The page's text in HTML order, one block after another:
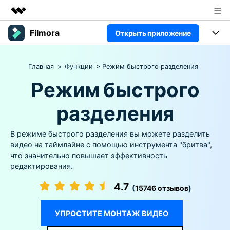
Рекомендуемые продукты
Управление данными
Решения
Покупка
Поддержка
Filmora Открыть приложение
Платформы
Тексты
Пользователи
Видео-решения
Ресурсы
Видео промпты
100+ ИИ-промптов для
создания видео
Продвинутое обучение
видеомонтажу от
профессиональных
режиссеров и ютуберов
Справочный центр
Наша миссия, история и
клиенты
Мы всегда готовы помочь
Главная > Функции > Режим быстрого разделения
Режим быстрого
разделения
В режиме быстрого разделения вы можете разделить
видео на таймлайне с помощью инструмента "бритва",
что значительно повышает эффективность
редактирования.
4.7 (15746 отзывов)
УПРОСТИТЕ МОНТАЖ ВИДЕО